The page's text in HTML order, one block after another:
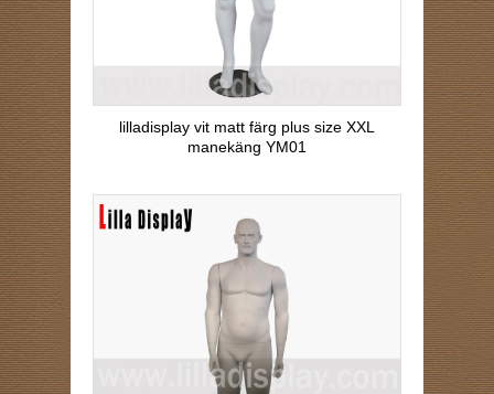
lilladisplay vit matt färg plus size XXL
manekäng YM01